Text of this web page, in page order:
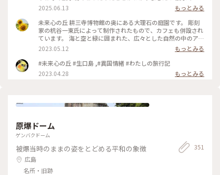
番奥、階段を登った先にあります。エレベーターでスキップ
可、登った先にはカフェや椅子もあるので休憩可能。 丘の上
にある真っ白な空間、素敵すぎる📷✨ しまなみ海道の島々も眺
めることができて青空がとてもよく似合う場所でした。 #尾道
#生口島 #しまなみ海道 #フォトスポット #白 #丘の上の絶景 #
2025.06.13
もっとみる
未来心の丘 耕三寺博物館の奥にある大理石の庭園です。 彫刻
家の杭谷一東氏によって制作されたもので、カフェも併設され
ています。 海と空と緑に囲まれた、広々とした自然の中のアー
ト。 触れたり登ったり、自由に楽しめます😊 この日は曇って
ましたが、晴れていると真っ白な大理石が眩しい程でしょうね
✨ モニュメントにはそれぞれタイトルとテーマがあり、形や方
角などは仏教護法の十二天にちなんでいるそうです。 外へ出る
とレモンの島らしく、ポストもレモン色でした💛 #私のことり
2023.05.12
もっとみる
#未来心の丘 #生口島 ,#異国情緒 #わたしの旅行記
2023.04.28
もっとみる
原爆ドーム
ゲンバクドーム
被爆当時のままの姿をとどめる平和の象徴
広島
名所・旧跡
351